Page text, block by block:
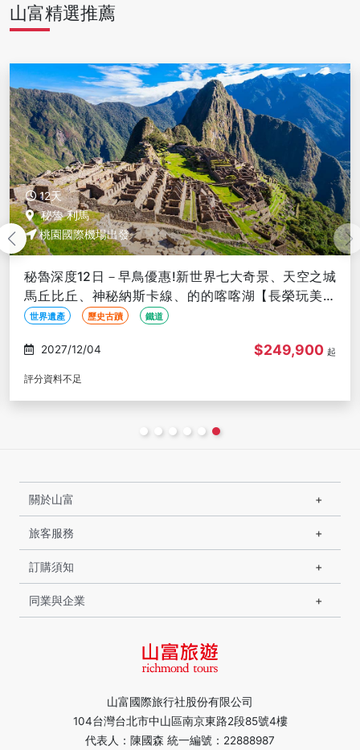
山富精選推薦
11天
桃園國際機場出發
墨西哥單國經典11日－特奧蒂瓦坎、假面摔角、阿茲特
克神廟、烏斯馬爾馬雅遺跡、奇琴伊察、天井、坎昆
【長榮玩美加族】
世界遺產 歷史古蹟 特色美食
2027/09/17 $242,900 起
評分資料不足
山富國際旅行社股份有限公司
104台灣台北市中山區南京東路2段85號4樓
代表人：陳國森 統一編號：22888987
關於山富
旅客服務
訂購須知
同業與企業